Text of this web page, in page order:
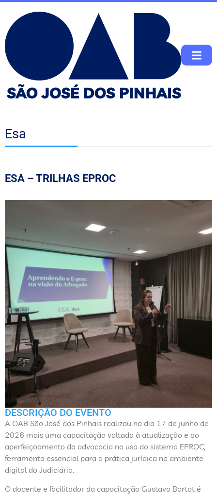
Esa
ESA – TRILHAS EPROC
DESCRIÇÃO DO EVENTO
A OAB São José dos Pinhais realizou no dia 17 de junho de
2026 mais uma capacitação voltada à atualização e ao
aperfeiçoamento da advocacia no uso do sistema EPROC,
ferramenta essencial para a prática jurídica no ambiente
digital do Judiciário.
O docente e facilitador da capacitação Gustavo Bortot é